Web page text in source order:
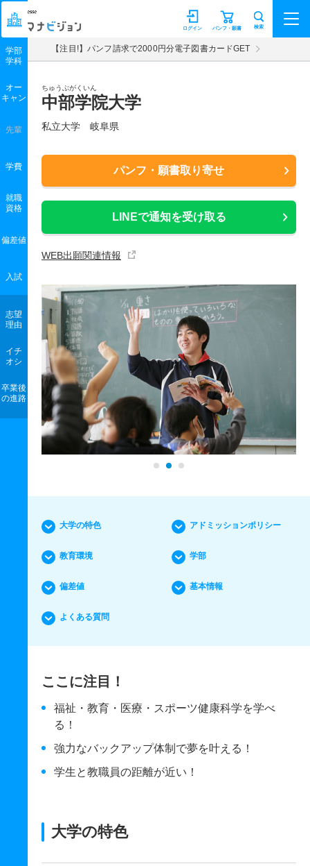
マナビジョン パンフ・願書
ログイン 検索
【注目!】パンフ請求で2000円分電子図書カードGET
ちゅうぶがくいん
中部学院大学
私立大学 岐阜県
パンフ・願書取り寄せ
LINEで通知を受け取る
WEB出願関連情報
学部
学科
オー
キャン
先輩
学費
就職
資格
偏差値
入試
志望
理由
イチ
オシ
卒業後
の進路
大学の特色 アドミッションポリシー
教育環境 学部
偏差値 基本情報
よくある質問
ここに注目！
福祉・教育・医療・スポーツ健康科学を学べ
る！
強力なバックアップ体制で夢を叶える！
学生と教職員の距離が近い！
大学の特色